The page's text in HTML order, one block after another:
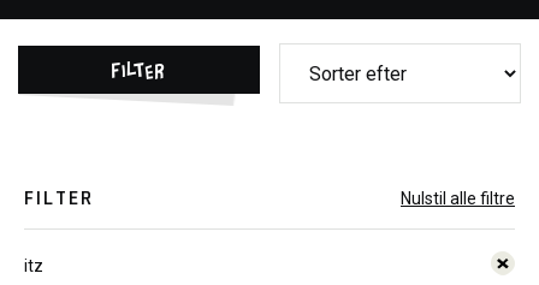
Filter
FILTER Nulstil alle filtre
itz